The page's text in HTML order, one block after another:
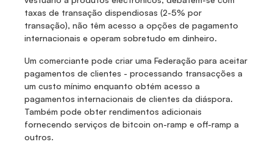
taxas de transação dispendiosas (2-5% por
transação), não têm acesso a opções de pagamento
internacionais e operam sobretudo em dinheiro.
Um comerciante pode criar uma Federação para aceitar
pagamentos de clientes - processando transacções a
um custo mínimo enquanto obtém acesso a
pagamentos internacionais de clientes da diáspora.
Também pode obter rendimentos adicionais
fornecendo serviços de bitcoin on-ramp e off-ramp a
outros.